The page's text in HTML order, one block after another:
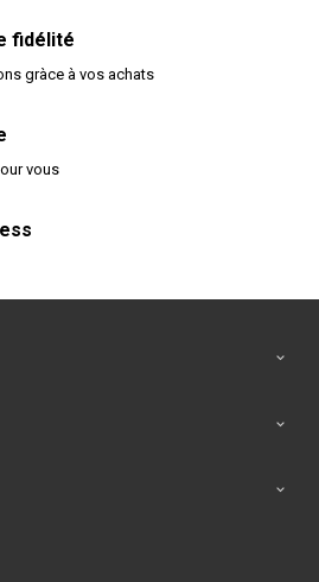
fidélité
gràce à vos achats
vous


